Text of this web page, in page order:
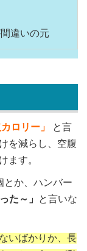
違いの元
ロリー」
と言
を減らし、空腹
ます。
とか、ハンバー
た～」 と言いな
いばかりか、長